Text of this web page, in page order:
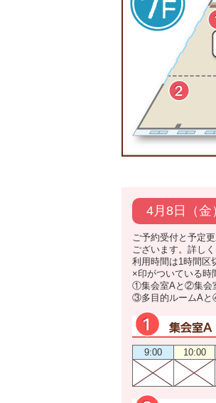
4月8日（金
ご予約受付と予定
ございます。詳し
利用時間は1時間区
×印がついている時
①集会室Aと②集会
③多目的ルームAと
9:00 10:00